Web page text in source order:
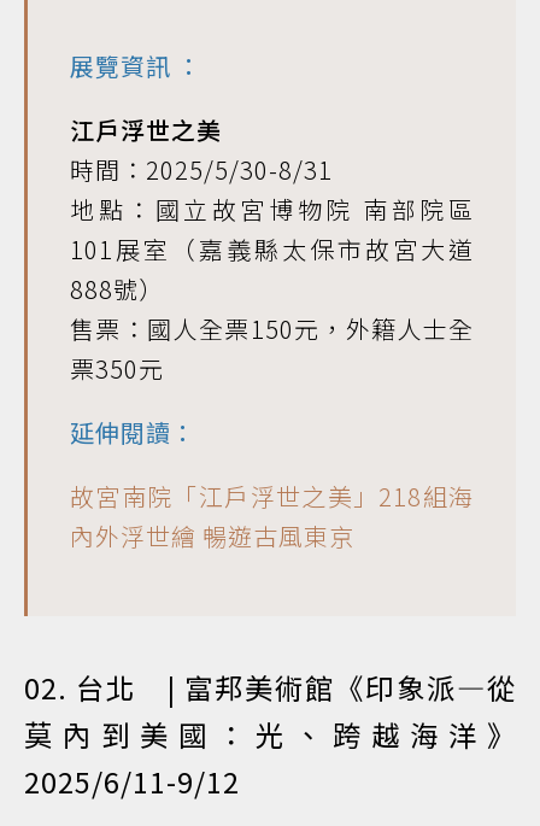
展覽資訊 ：
江戶浮世之美
時間：2025/5/30-8/31
地點：國立故宮博物院 南部院區
101展室（嘉義縣太保市故宮大道
888號）
售票：國人全票150元，外籍人士全
票350元
延伸閱讀：
故宮南院「江戶浮世之美」218組海
內外浮世繪 暢遊古風東京
02. 台北 | 富邦美術館《印象派—從
莫內到美國：光、跨越海洋》
2025/6/11-9/12